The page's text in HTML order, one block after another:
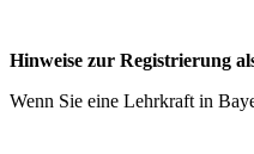
Hinweise zur Registrierung
Wenn Sie eine Lehrkraft in